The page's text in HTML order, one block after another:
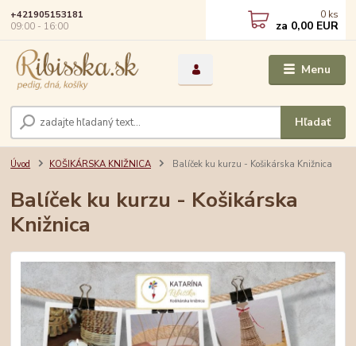
Menu
Hľadať
+421905153181
09:00 - 16:00
0 ks
za 0,00 EUR
Úvod KOŠIKÁRSKA KNIŽNICA Balíček ku kurzu - Košikárska Knižnica
Balíček ku kurzu - Košikárska
Knižnica